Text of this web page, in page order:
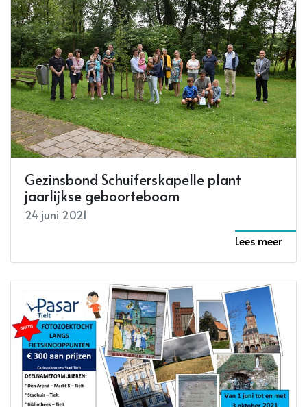
Gezinsbond Schuiferskapelle plant
jaarlijkse geboorteboom
24 juni 2021
Lees meer